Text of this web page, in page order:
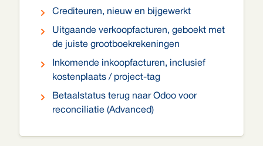
Crediteuren, nieuw en bijgewerkt
Uitgaande verkoopfacturen, geboekt met
de juiste grootboekrekeningen
Inkomende inkoopfacturen, inclusief
kostenplaats / project-tag
Betaalstatus terug naar Odoo voor
reconciliatie (Advanced)